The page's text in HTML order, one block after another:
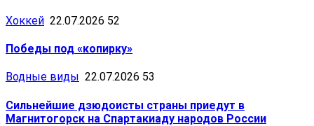
Хоккей 22.07.2026 52
Победы под «копирку»
Водные виды 22.07.2026 53
Сильнейшие дзюдоисты страны приедут в
Магнитогорск на Спартакиаду народов России